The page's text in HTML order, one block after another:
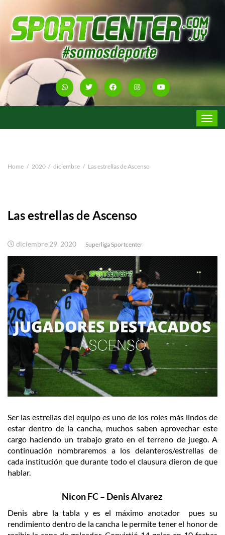
Toggle
Home 2020 diciembre Las estrellas de Ascenso
Las estrellas de Ascenso
diciembre 29, 2020 Superliga Sportcenter
Ser las estrellas del equipo es uno de los roles más lindos de
estar dentro de la cancha, muchos saben aprovechar este
cargo haciendo un trabajo grato en el terreno de juego. A
continuación nombraremos a los delanteros/estrellas de
cada institución que durante todo el clausura dieron de que
hablar.
Nicon FC – Denis Alvarez
Denis abre la tabla y es el máximo anotador pues su
rendimiento dentro de la cancha le permite tener el honor de